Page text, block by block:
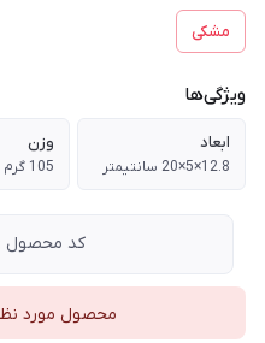
مشکی
ویژگی‌ها
ابعاد
12.8×5×20 سانتیمتر
وزن
105 گرم
کد محصول :
محصول مورد